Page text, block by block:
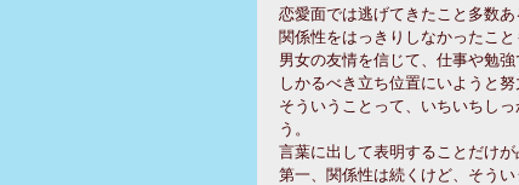
恋愛面では逃げてきたこと多数あ
関係性をはっきりしなかったこと
男女の友情を信じて、仕事や勉強
しかるべき立ち位置にいようと努
そういうことって、いちいちし
う。
言葉に出して表明することだけが
第一、関係性は続くけど、そう